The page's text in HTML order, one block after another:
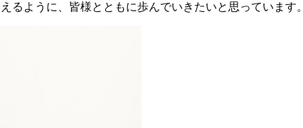
るように、皆様とともに歩んでいきたいと思っています。